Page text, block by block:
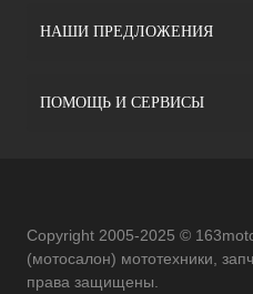
НАШИ ПРЕДЛОЖЕНИЯ
ПОМОЩЬ И СЕРВИСЫ
Copyright 2005-2025 ©
(мотосалон) мототехники,
права защищены.